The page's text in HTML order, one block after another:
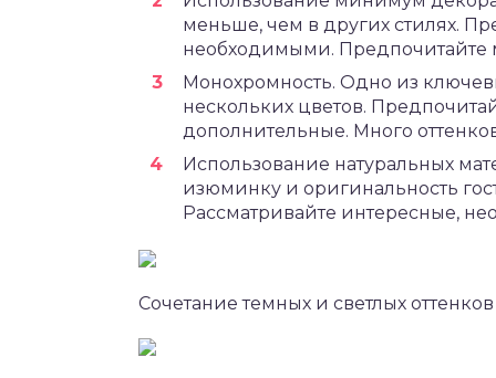
меньше, чем в других стилях.
необходимыми.
Монохромность. Одно из
нескольких цветов.
дополнительные. Много
Использование натуральных
изюминку и оригинальность
Рассматривайте интересные,
Сочетание темных и светлых